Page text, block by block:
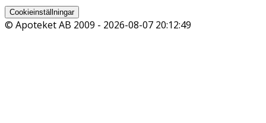
Cookieinställningar
© Apoteket AB 2009 - 2026-08-07 20:12:49